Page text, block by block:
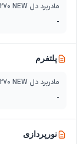
مادربرد دل M.B DELL Z270 NEW
-
پلتفرم
مادربرد دل M.B DELL Z270 NEW
-
نورپردازی